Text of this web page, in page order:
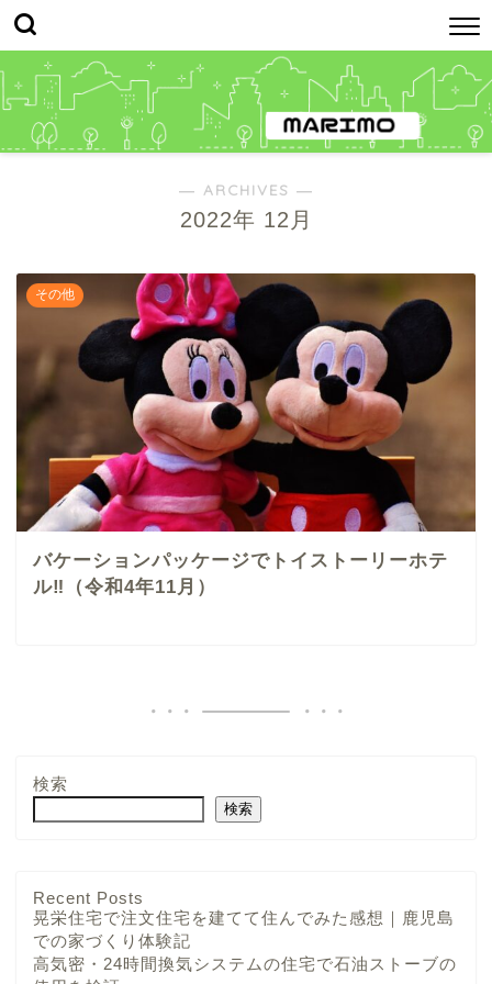
― ARCHIVES ―
2022年 12月
その他
バケーションパッケージでトイストーリーホテ
ル‼︎（令和4年11月）
検索
検索
Recent Posts
晃栄住宅で注文住宅を建てて住んでみた感想｜鹿児島
での家づくり体験記
高気密・24時間換気システムの住宅で石油ストーブの